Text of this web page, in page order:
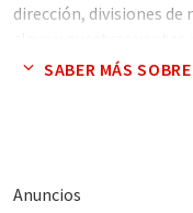
dirección, divisiones
Figures aprenderá
SABER MÁS
Anuncios